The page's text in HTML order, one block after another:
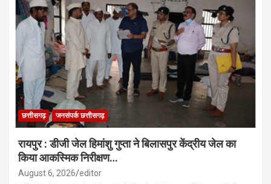
छत्तीसगढ़ जनसंपर्क छत्तीसगढ़
रायपुर : डीजी जेल हिमांशु गुप्ता ने बिलासपुर केंद्रीय जेल का
किया आकस्मिक निरीक्षण…
August 6, 2026 editor